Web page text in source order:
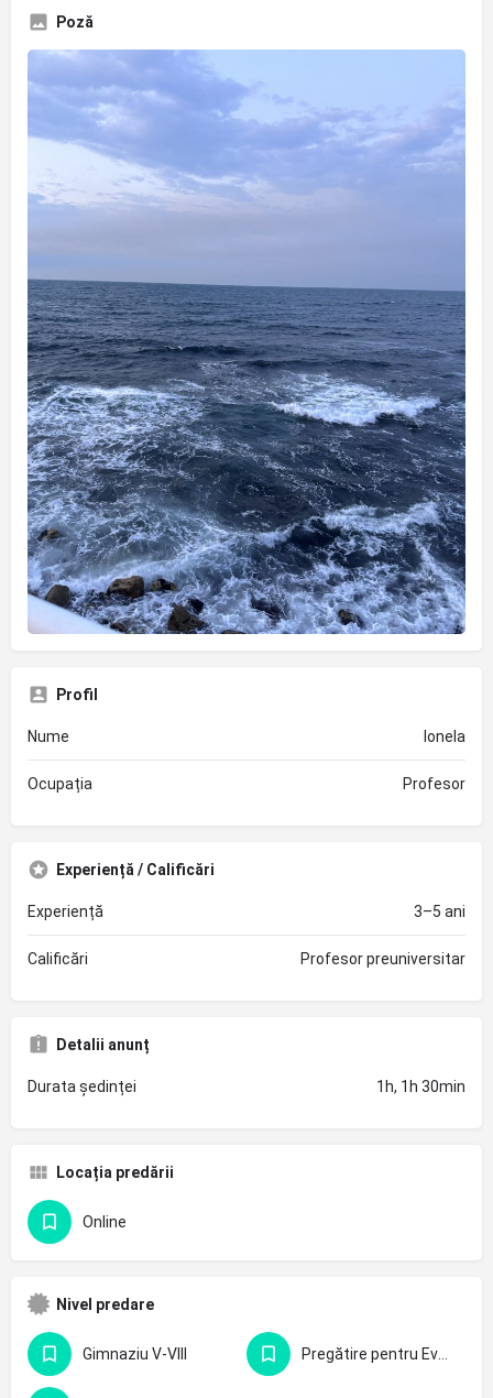
Poză
Profil
Nume Ionela
Ocupația Profesor
Experiență / Calificări
Experiență 3–5 ani
Calificări Profesor preuniversitar
Detalii anunț
Durata ședinței 1h, 1h 30min
Locația predării
Online
Nivel predare
Gimnaziu V-VIII